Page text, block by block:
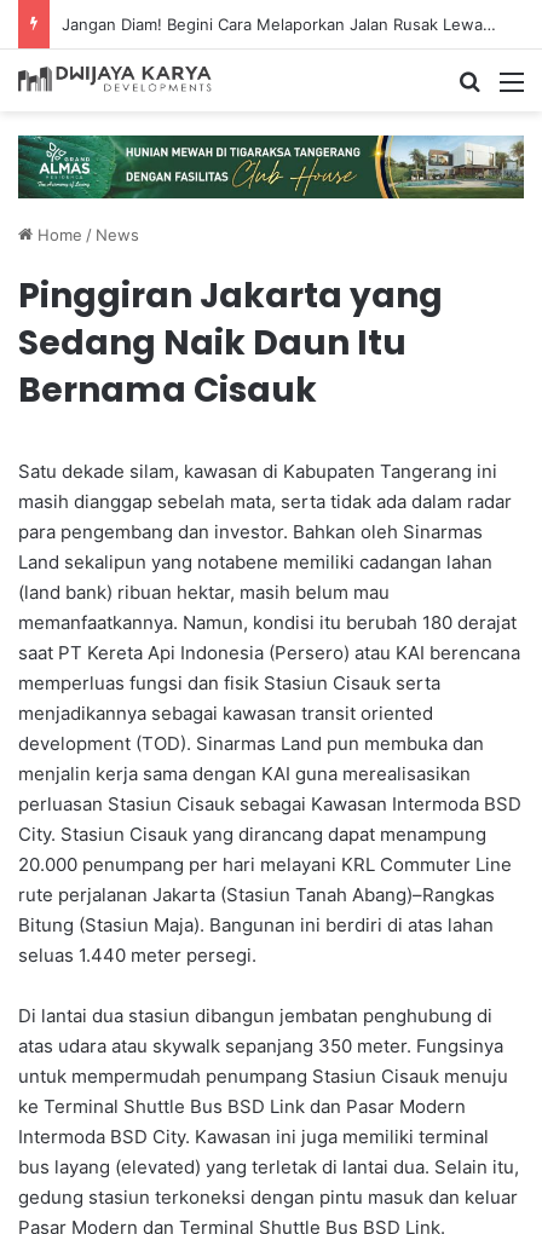
Jangan Diam! Begini Cara Melaporkan Jalan Rusak Lewat Aplikasi Ponsel
Home / News
Pinggiran Jakarta yang
Sedang Naik Daun Itu
Bernama Cisauk
Satu dekade silam, kawasan di Kabupaten Tangerang ini
masih dianggap sebelah mata, serta tidak ada dalam radar
para pengembang dan investor. Bahkan oleh Sinarmas
Land sekalipun yang notabene memiliki cadangan lahan
(land bank) ribuan hektar, masih belum mau
memanfaatkannya. Namun, kondisi itu berubah 180 derajat
saat PT Kereta Api Indonesia (Persero) atau KAI berencana
memperluas fungsi dan fisik Stasiun Cisauk serta
menjadikannya sebagai kawasan transit oriented
development (TOD). Sinarmas Land pun membuka dan
menjalin kerja sama dengan KAI guna merealisasikan
perluasan Stasiun Cisauk sebagai Kawasan Intermoda BSD
City. Stasiun Cisauk yang dirancang dapat menampung
20.000 penumpang per hari melayani KRL Commuter Line
rute perjalanan Jakarta (Stasiun Tanah Abang)–Rangkas
Bitung (Stasiun Maja). Bangunan ini berdiri di atas lahan
seluas 1.440 meter persegi.
Di lantai dua stasiun dibangun jembatan penghubung di
atas udara atau skywalk sepanjang 350 meter. Fungsinya
untuk mempermudah penumpang Stasiun Cisauk menuju
ke Terminal Shuttle Bus BSD Link dan Pasar Modern
Intermoda BSD City. Kawasan ini juga memiliki terminal
bus layang (elevated) yang terletak di lantai dua. Selain itu,
gedung stasiun terkoneksi dengan pintu masuk dan keluar
Pasar Modern dan Terminal Shuttle Bus BSD Link.